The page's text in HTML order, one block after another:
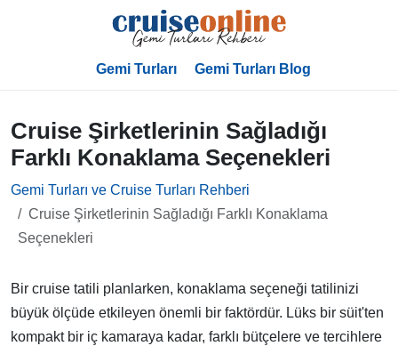
Gemi Turları Gemi Turları Blog
Cruise Şirketlerinin Sağladığı
Farklı Konaklama Seçenekleri
Gemi Turları ve Cruise Turları Rehberi
Cruise Şirketlerinin Sağladığı Farklı Konaklama
Seçenekleri
Bir cruise tatili planlarken, konaklama seçeneği tatilinizi
büyük ölçüde etkileyen önemli bir faktördür. Lüks bir süit'ten
kompakt bir iç kamaraya kadar, farklı bütçelere ve tercihlere